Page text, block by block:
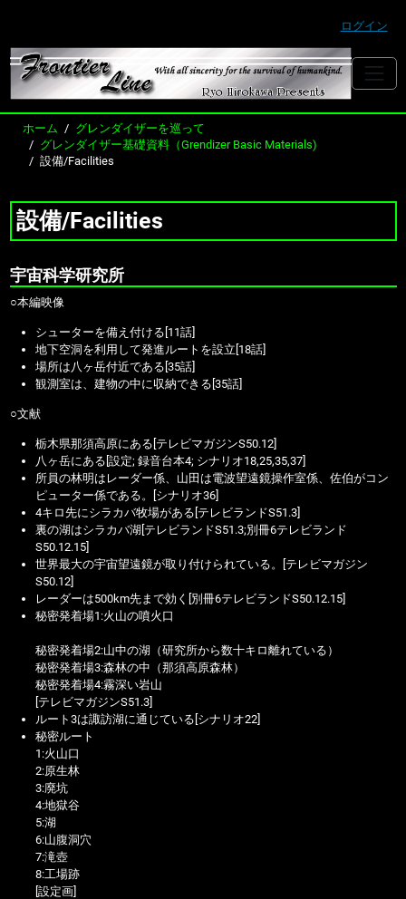
ログイン
ホーム
グレンダイザーを巡って
グレンダイザー基礎資料（Grendizer Basic Materials)
設備/Facilities
設備/Facilities
宇宙科学研究所
○本編映像
シューターを備え付ける[11話]
地下空洞を利用して発進ルートを設立[18話]
場所は八ヶ岳付近である[35話]
観測室は、建物の中に収納できる[35話]
○文献
栃木県那須高原にある[テレビマガジンS50.12]
八ヶ岳にある[設定; 録音台本4; シナリオ18,25,35,37]
所員の林明はレーダー係、山田は電波望遠鏡操作室係、佐伯がコン
ピューター係である。[シナリオ36]
4キロ先にシラカバ牧場がある[テレビランドS51.3]
裏の湖はシラカバ湖[テレビランドS51.3;別冊6テレビランド
S50.12.15]
世界最大の宇宙望遠鏡が取り付けられている。[テレビマガジン
S50.12]
レーダーは500km先まで効く[ 別冊6テレビランドS50.12.15]
秘密発着場1:火山の噴火口
秘密発着場2:山中の湖（研究所から数十キロ離れている）
秘密発着場3:森林の中（那須高原森林）
秘密発着場4:霧深い岩山
[テレビマガジンS51.3]
ルート3は諏訪湖に通じている[シナリオ22]
秘密ルート
1:火山口
2:原生林
3:廃坑
4:地獄谷
5:湖
6:山腹洞穴
7:滝壺
8:工場跡
[設定画]